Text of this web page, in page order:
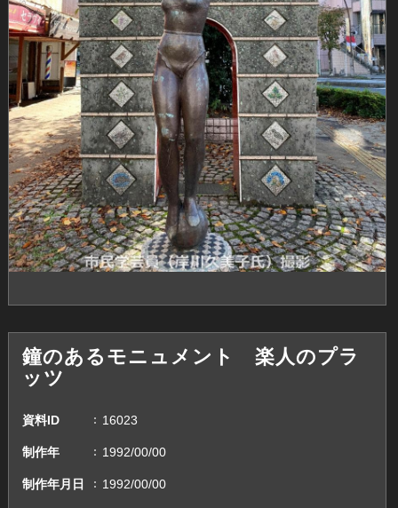
鐘のあるモニュメント 楽人のプラ
ッツ
資料ID 16023
制作年 1992/00/00
制作年月日 1992/00/00